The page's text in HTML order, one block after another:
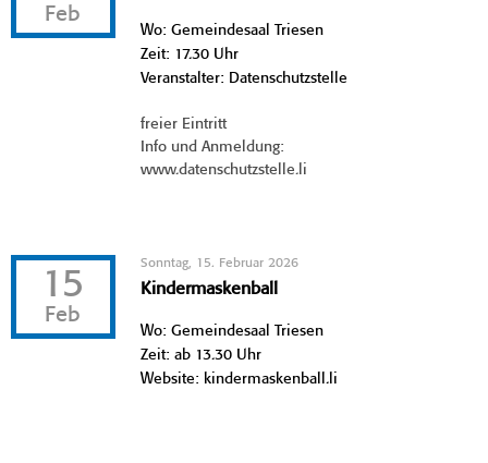
Feb
Wo: Gemeindesaal Triesen
Zeit: 17.30 Uhr
Veranstalter: Datenschutzstelle
freier Eintritt
Info und Anmeldung:
www.datenschutzstelle.li
15
Feb
Sonntag, 15. Februar 2026
Kindermaskenball
Wo: Gemeindesaal Triesen
Zeit: ab 13.30 Uhr
Website: kindermaskenball.li